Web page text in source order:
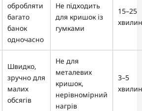
обробляти
багато
банок
одночасно
Не підходить
для кришок із
гумками
15–25
хвилин
Швидко,
зручно для
малих
обсягів
Не для
металевих
кришок,
нерівномірний
нагрів
3–5
хвилин